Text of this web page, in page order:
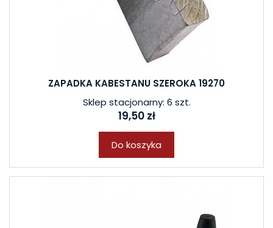
ZAPADKA KABESTANU SZEROKA 19270
Sklep stacjonarny: 6 szt.
19,50 zł
Do koszyka